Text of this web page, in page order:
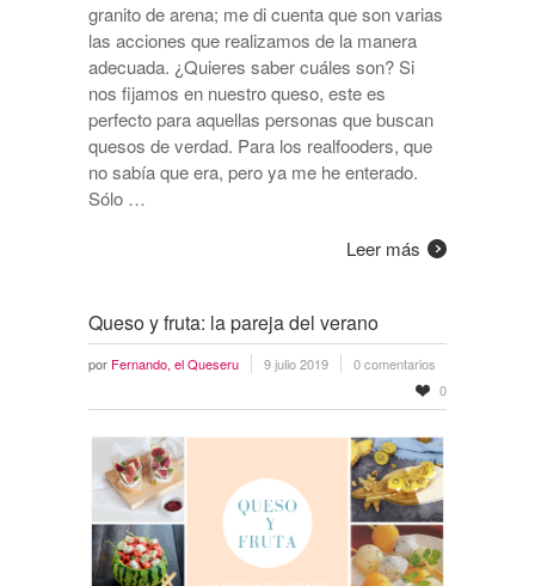
granito de arena; me di cuenta que son varias
las acciones que realizamos de la manera
adecuada. ¿Quieres saber cuáles son? Si
nos fijamos en nuestro queso, este es
perfecto para aquellas personas que buscan
quesos de verdad. Para los realfooders, que
no sabía que era, pero ya me he enterado.
Sólo …
Leer más
Queso y fruta: la pareja del verano
por Fernando, el Queseru 9 julio 2019
0 comentarios
0